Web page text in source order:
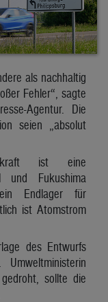
als nachhaltig
Fehler“, sagte
Agentur. Die
seien „absolut
ist eine
und Fukushima
Endlager für
ist Atomstrom
des Entwurfs
sollte die